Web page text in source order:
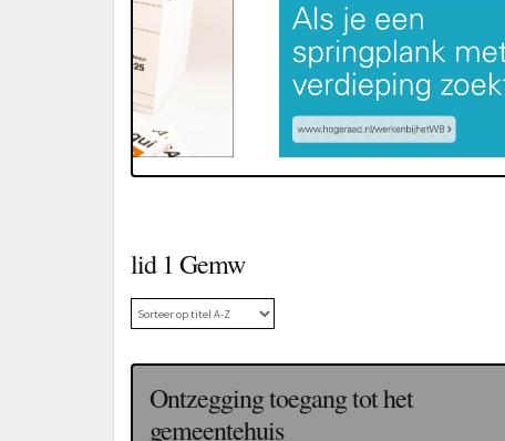
lid 1 Gemw
Ontzegging toegang tot het
gemeentehuis